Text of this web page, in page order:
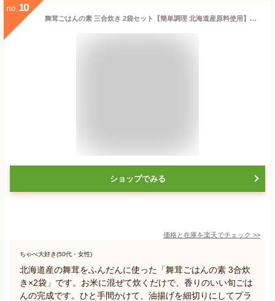
no. 10
舞茸ごはんの素 三合炊き 2袋セット【簡単調理 北海道産原料使用】風味豊かなマイタケ炊き込みご飯 北海道産舞茸たっぷりご飯の素 味わい深いまいたけ炊き込みご飯の素【メール便対応】
ショップでみる
価格と在庫を楽天でチェック >>
ちゃぺ大好き(50代・女性)
北海道産の舞茸をふんだんに使った「舞茸ごはんの素 3合炊
き×2袋」です。お米に混ぜて炊くだけで、香りのいい旬ごは
んの完成です。ひと手間かけて、油揚げを細切りにしてプラ